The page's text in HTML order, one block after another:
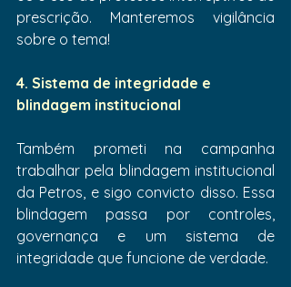
prescrição. Manteremos vigilância
sobre o tema!
4. Sistema de integridade e
blindagem institucional
Também prometi na campanha
trabalhar pela blindagem institucional
da Petros, e sigo convicto disso. Essa
blindagem passa por controles,
governança e um sistema de
integridade que funcione de verdade.